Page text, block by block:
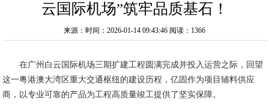
云国际机场”筑牢品质基石！
来源：时间：2026-01-14 09:43:46 阅读：1366
在广州白云国际机场三期扩建工程圆满完成并投入运营之际，回望
这一粤港澳大湾区重大交通枢纽的建设历程，亿固作为项目辅料供应
商，以专业可靠的产品为工程高质量竣工提供了坚实保障。